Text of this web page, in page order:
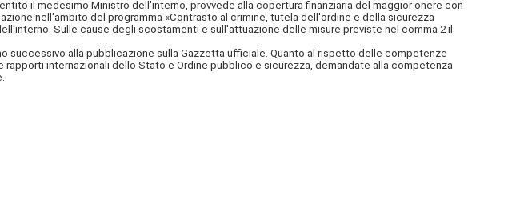
il medesimo Ministro dell'interno, provvede alla copertura finanziaria del maggior onere con
nell'ambito del programma «Contrasto al crimine, tutela dell'ordine e della sicurezza
Sulle cause degli scostamenti e sull'attuazione delle misure previste nel comma 2 il
alla pubblicazione sulla Gazzetta ufficiale. Quanto al rispetto delle competenze
internazionali dello Stato e Ordine pubblico e sicurezza, demandate alla competenza